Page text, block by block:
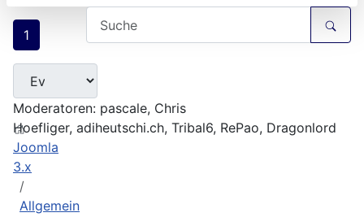
1
Moderatoren: pascale, Chris
Hoefliger, adiheutschi.ch, Tribal6, RePao, Dragonlord
Joomla
3.x
Allgemein